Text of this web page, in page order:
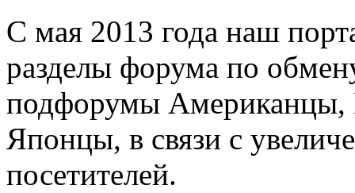
С мая 2013 года наш
разделы форума по
подфорумы
Японцы, в связи с
посетителей.